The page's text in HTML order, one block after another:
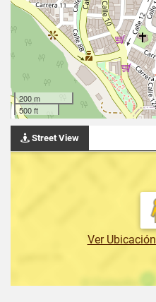
200 m
500 ft
Street View
Ver Ubicación